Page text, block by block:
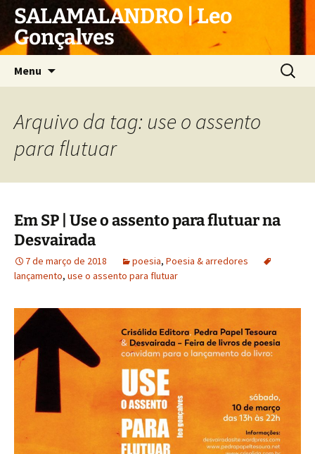
Pular
para
o
conteúdo
SALAMALANDRO | Leo
Gonçalves
Menu
por:
Arquivo da tag: use o assento
para flutuar
Em SP | Use o assento para flutuar na
Desvairada
7 de março de 2018 poesia, Poesia & arredores
lançamento, use o assento para flutuar